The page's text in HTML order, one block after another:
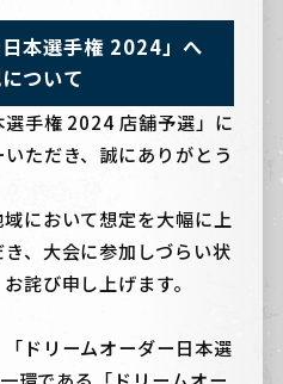
日本選手権 2024」へ
ついて
選手権 2024 店舗予選」に
ただき、誠にありがとう
において想定を大幅に上
、大会に参加しづらい状
詫び申し上げます。
ドリームオーダー日本選
環である「ドリームオー